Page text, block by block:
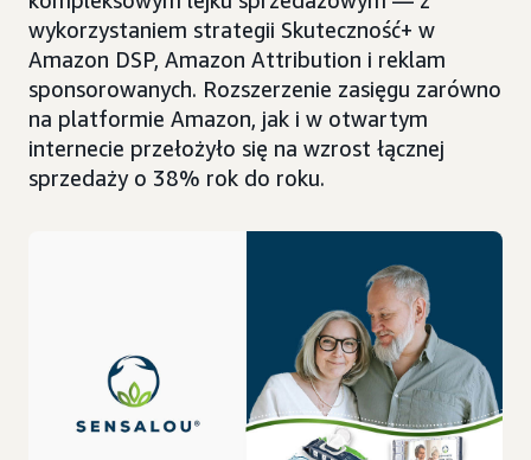
wykorzystaniem strategii Skuteczność+ w
Amazon DSP, Amazon Attribution i reklam
sponsorowanych. Rozszerzenie zasięgu zarówno
na platformie Amazon, jak i w otwartym
internecie przełożyło się na wzrost łącznej
sprzedaży o 38% rok do roku.